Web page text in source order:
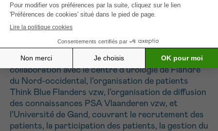
urologues, des infirmières spécialisées, des
sexologues et des chercheurs universitaires. Le
développement du parcours de soins suivra le
cadre en 7 phases (Vanhaecht et al.).
Consortium du projet :Le projet sera exécuté en
collaboration avec le centre d’urologie de Flandre
du Nord-occidental, l’organisation de patients
Think Blue Flanders vzw, l’organisation de diffusion
des connaissances PSA Vlaanderen vzw, et
l’Université de Gand, couvrant le recrutement des
patients, la participation des patients, la gestion du